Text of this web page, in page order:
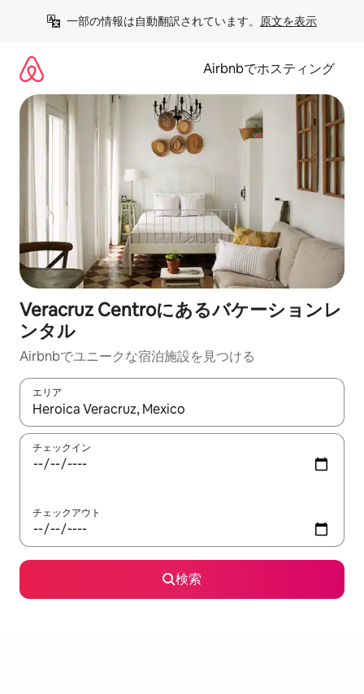
一部の情報は自動翻訳されています。 原文を表示
Airbnbでホスティング
Veracruz Centroにあるバケーションレ
ンタル
Airbnbでユニークな宿泊施設を見つける
エリア
検索結果が表示されたら、上下の矢印キーを使って移動するか
チェックイン
チェックアウト
検索